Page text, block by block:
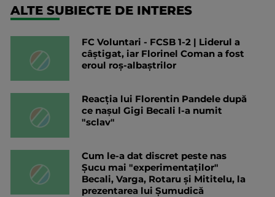
ALTE SUBIECTE DE INTERES
FC Voluntari - FCSB 1-2 | Liderul a
câștigat, iar Florinel Coman a fost
eroul roș-albaștrilor
Reacția lui Florentin Pandele după
ce nașul Gigi Becali l-a numit
"sclav"
Cum le-a dat discret peste nas
Șucu mai "experimentaților"
Becali, Varga, Rotaru și Mititelu, la
prezentarea lui Șumudică